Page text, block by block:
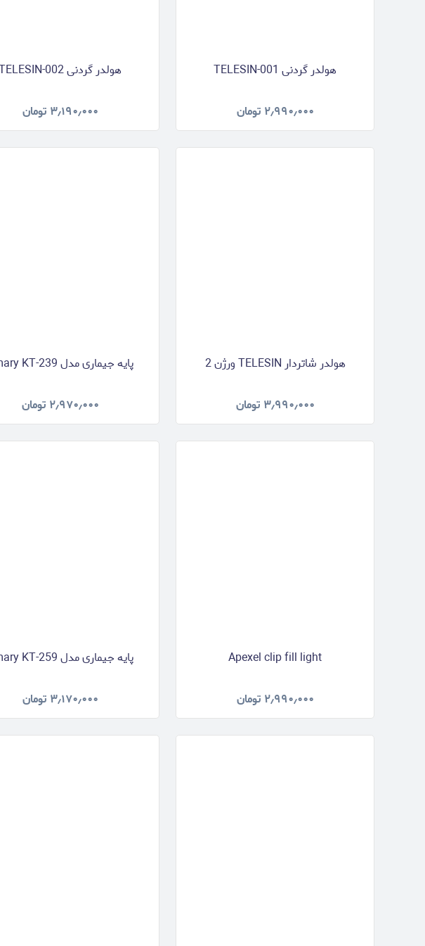
هولدر گردنی TELESIN-001
۲٫۹۹۰٫۰۰۰ تومان
هولدر گردنی TELESIN-002
۳٫۱۹۰٫۰۰۰ تومان
هولدر شاتردار TELESIN ورژن 2
۳٫۹۹۰٫۰۰۰ تومان
پایه جیماری مدل Jmary KT-239
۲٫۹۷۰٫۰۰۰ تومان
Apexel clip fill light
۲٫۹۹۰٫۰۰۰ تومان
پایه جیماری مدل Jmary KT-259
۳٫۱۷۰٫۰۰۰ تومان